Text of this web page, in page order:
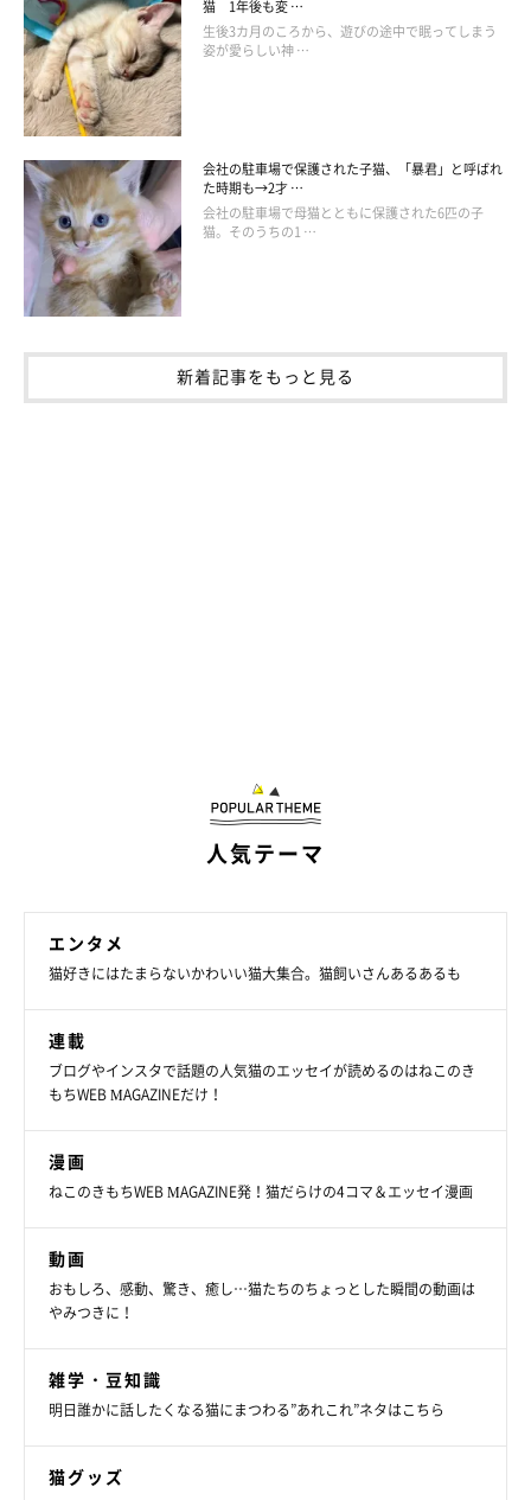
★Instagram、Twitterで「#ねこのきもち」「#ねこのきもち部」
でご投稿いただいた素敵な写真・動画を紹介しています。
参照／Instagram（@jirorokun）
文／二宮ねこむ
猫 1年後も変 …
生後3カ月のころから、遊びの途中で眠ってしまう
姿が愛らしい神 …
会社の駐車場で保護された子猫、「暴君」と呼ばれ
た時期も→2才 …
会社の駐車場で母猫とともに保護された6匹の子
猫。そのうちの1 …
新着記事をもっと見る
人気テーマ
エンタメ
猫好きにはたまらないかわいい猫大集合。猫飼いさんあるあるも
連載
ブログやインスタで話題の人気猫のエッセイが読めるのはねこのき
もちWEB MAGAZINEだけ！
漫画
ねこのきもちWEB MAGAZINE発！猫だらけの4コマ＆エッセイ漫画
動画
おもしろ、感動、驚き、癒し…猫たちのちょっとした瞬間の動画は
やみつきに！
雑学・豆知識
明日誰かに話したくなる猫にまつわる”あれこれ”ネタはこちら
猫グッズ